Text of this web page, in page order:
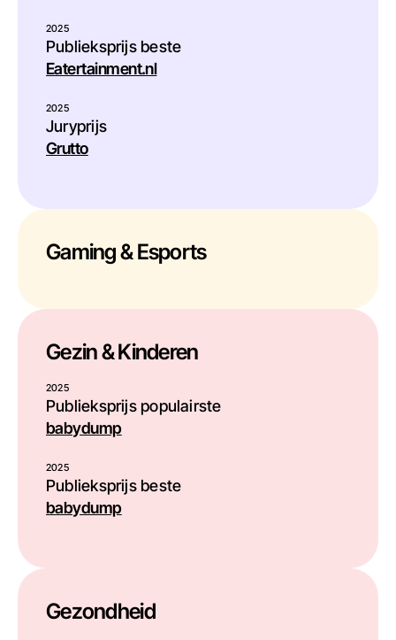
2025
Publieksprijs beste
Eatertainment.nl
2025
Juryprijs
Grutto
Gaming & Esports
Gezin & Kinderen
2025
Publieksprijs populairste
babydump
2025
Publieksprijs beste
babydump
Gezondheid